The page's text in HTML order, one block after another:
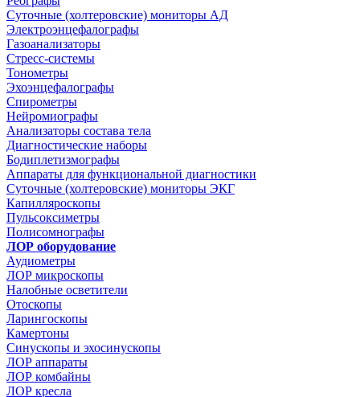
Суточные (холтеровские) мониторы АД
Электроэнцефалографы
Газоанализаторы
Стресс-системы
Тонометры
Эхоэнцефалографы
Спирометры
Нейромиографы
Анализаторы состава тела
Диагностические наборы
Бодиплетизмографы
Аппараты для функциональной диагностики
Суточные (холтеровские) мониторы ЭКГ
Капилляроскопы
Пульсоксиметры
Полисомнографы
ЛОР оборудование
Аудиометры
ЛОР микроскопы
Налобные осветители
Отоскопы
Ларингоскопы
Камертоны
Синускопы и эхосинускопы
ЛОР аппараты
ЛОР комбайны
ЛОР кресла